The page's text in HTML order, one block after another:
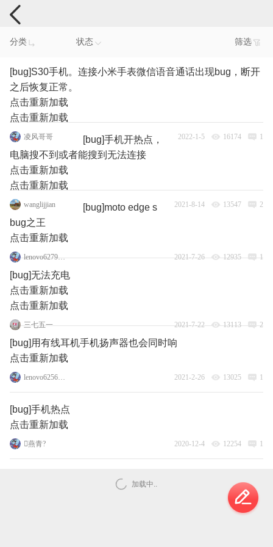
手机反馈
分类 状态 筛选
[bug]S30手机。连接小米手表微信语音通话出现bug，断开
之后恢复正常。
点击重新加载
点击重新加载
凌风哥哥 2022-1-5 16174 1
[bug]手机开热点，
电脑搜不到或者能搜到无法连接
点击重新加载
点击重新加载
wanglijjian 2021-8-14 13547 2
[bug]moto edge s
bug之王
点击重新加载
lenovo62795586 2021-7-26 12935 1
[bug]无法充电
点击重新加载
点击重新加载
三七五一 2021-7-22 13113 2
[bug]用有线耳机手机扬声器也会同时响
点击重新加载
lenovo62564279 2021-2-26 13025 1
[bug]手机热点
点击重新加载
燕青? 2020-12-4 12254 1
加载中..